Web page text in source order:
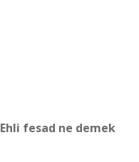
Ehli fesad ne demek